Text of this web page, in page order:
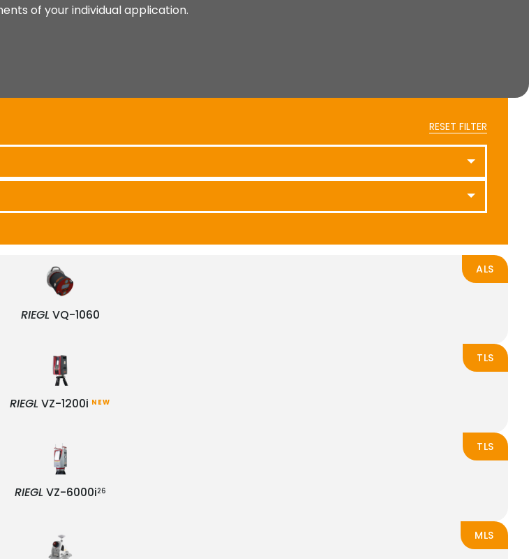
of your individual application.
RESET FILTER
ALS
RIEGL VQ-1060
TLS
RIEGL VZ-1200i NEW
TLS
RIEGL VZ-6000i26
MLS